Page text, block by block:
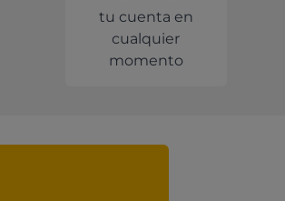
tu cuenta en
cualquier
momento